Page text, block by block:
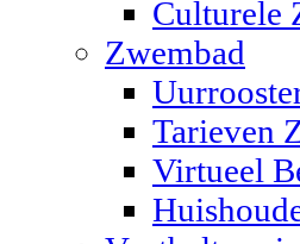
Culturele
Zwembad
Tarieven
Virtueel